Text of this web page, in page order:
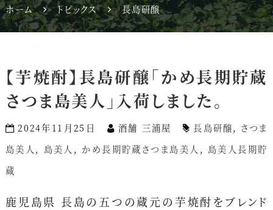
ホーム トピックス 長島研醸
【芋焼酎】長島研醸「かめ長期貯蔵
さつま島美人」入荷しました。
2024年11月25日 酒舗 三浦屋 長島研醸, さつま
島美人 , 島美人 , かめ長期貯蔵さつま島美人 , 島美人長期貯
蔵
鹿児島県 長島の五つの蔵元の芋焼酎をブレンド